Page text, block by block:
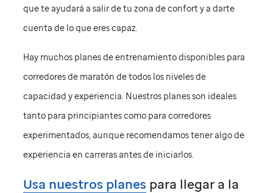
que te ayudará a salir de tu zona de confort y a darte
cuenta de lo que eres capaz.
Hay muchos planes de entrenamiento disponibles para
corredores de maratón de todos los niveles de
capacidad y experiencia. Nuestros planes son ideales
tanto para principiantes como para corredores
experimentados, aunque recomendamos tener algo de
experiencia en carreras antes de iniciarlos.
Usa nuestros planes para llegar a la